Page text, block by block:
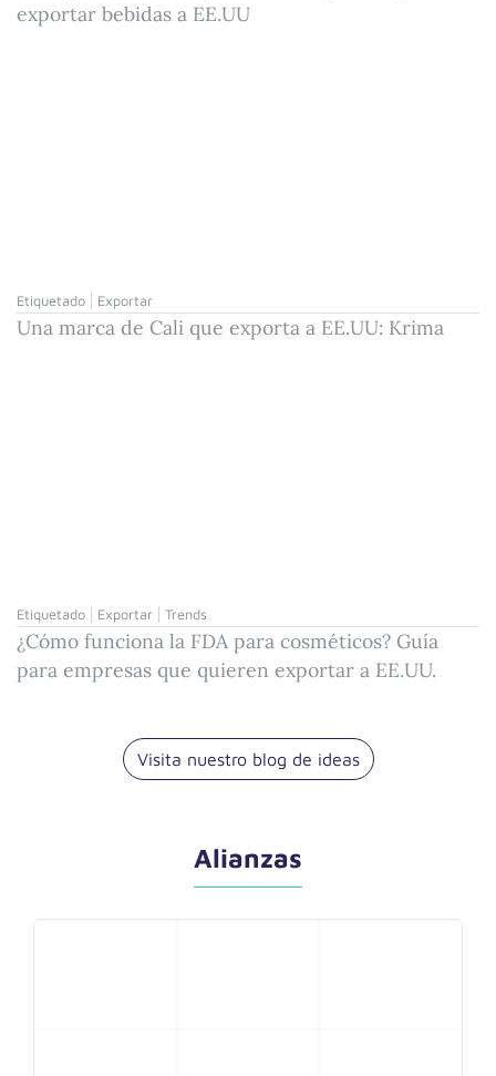
exportar bebidas a EE.UU
Etiquetado Exportar
Una marca de Cali que exporta a EE.UU: Krima
Etiquetado Exportar Trends
¿Cómo funciona la FDA para cosméticos? Guía
para empresas que quieren exportar a EE.UU.
Visita nuestro blog de ideas
Alianzas